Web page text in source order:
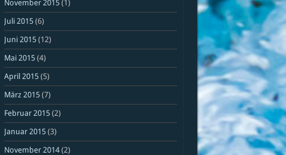
November 2015(1)
Juli 2015(6)
Juni 2015(12)
Mai 2015(4)
April 2015(5)
März 2015(7)
Februar 2015(2)
Januar 2015(3)
November 2014(2)